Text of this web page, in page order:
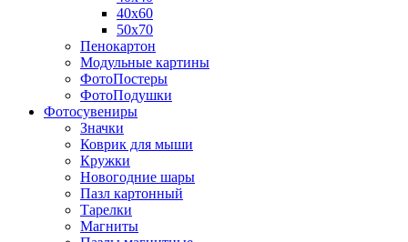
40х60
50х70
Пенокартон
Модульные картины
ФотоПостеры
ФотоПодушки
Фотоcувениры
Значки
Коврик для мыши
Кружки
Новогодние шары
Пазл картонный
Тарелки
Магниты